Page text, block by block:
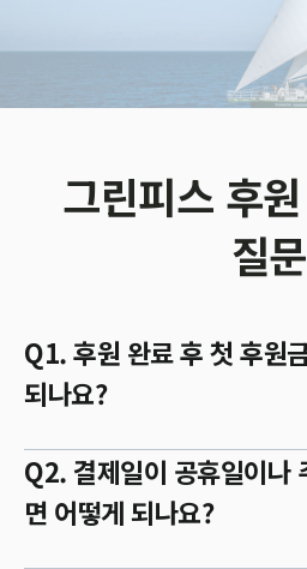
그린피스 후
질문
Q1. 후원 완료 후 첫 후원
되나요?
Q2. 결제일이 공휴일이나
면 어떻게 되나요?